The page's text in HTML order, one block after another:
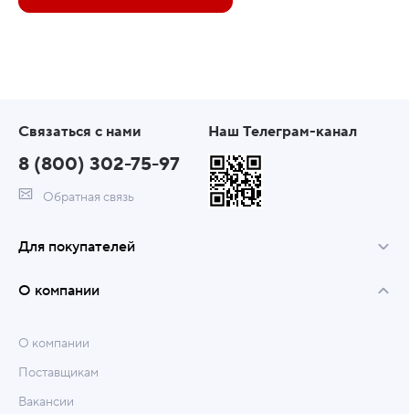
Связаться с нами
8 (800) 302-75-97
Обратная связь
Наш Телеграм-канал
Для покупателей
О компании
О компании
Поставщикам
Вакансии